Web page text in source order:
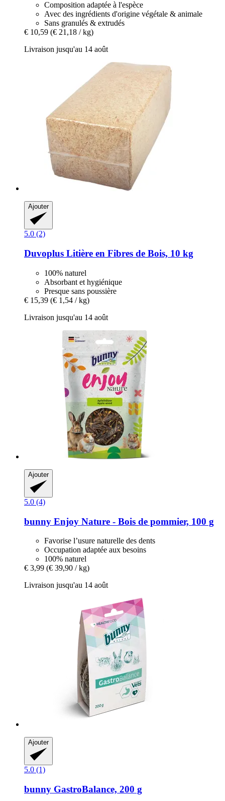
Composition adaptée à l'espèce
Avec des ingrédients d'origine végétale & animale
Sans granulés & extrudés
€ 10,59 (€ 21,18 / kg)
Livraison jusqu'au 14 août
Ajouter
5.0 (2)
Duvoplus Litière en Fibres de Bois, 10 kg
100% naturel
Absorbant et hygiénique
Presque sans poussière
€ 15,39 (€ 1,54 / kg)
Livraison jusqu'au 14 août
Ajouter
5.0 (4)
bunny Enjoy Nature -​ Bois de pommier, 100 g
Favorise l’usure naturelle des dents
Occupation adaptée aux besoins
100% naturel
€ 3,99 (€ 39,90 / kg)
Livraison jusqu'au 14 août
Ajouter
5.0 (1)
bunny GastroBalance, 200 g